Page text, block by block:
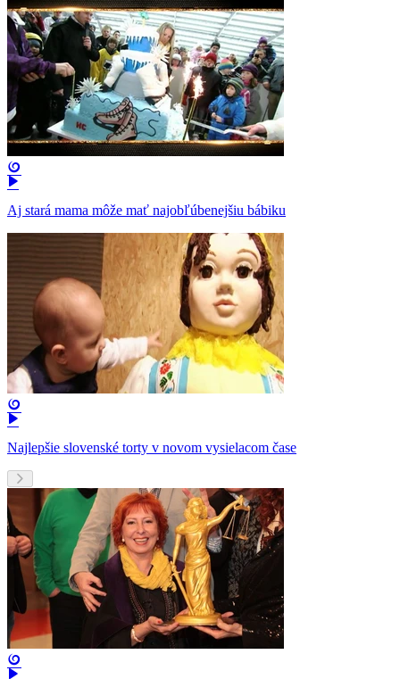
Aj stará mama môže mať najobľúbenejšiu bábiku
Najlepšie slovenské torty v novom vysielacom čase